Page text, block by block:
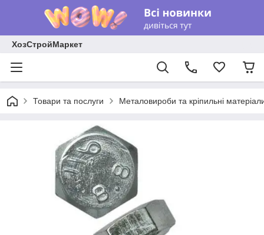
ХозСтройМаркет
Товари та послуги Металовироби та кріпильні